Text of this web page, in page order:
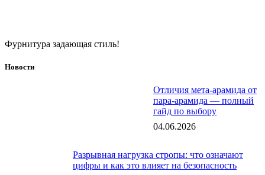
Фурнитура задающая стиль!
Новости
Отличия мета-арамида от
пара-арамида — полный
гайд по выбору
04.06.2026
Разрывная нагрузка стропы: что означают
цифры и как это влияет на безопасность